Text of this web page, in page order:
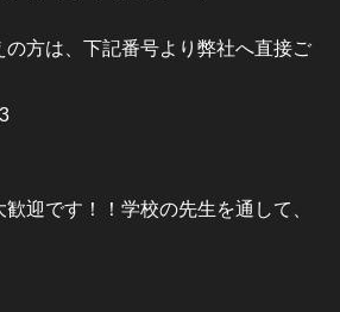
の方は、下記番号より弊社へ直接ご
迎です！！学校の先生を通して、